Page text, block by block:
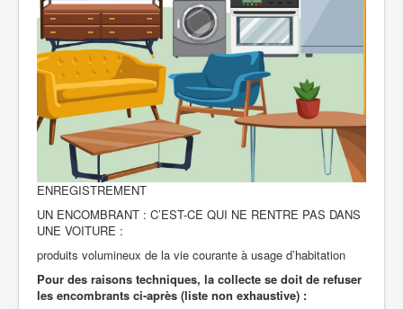
ENREGISTREMENT
UN ENCOMBRANT : C’EST-CE QUI NE RENTRE PAS DANS
UNE VOITURE :
produits volumineux de la vie courante à usage d’habitation
Pour des raisons techniques, la collecte se doit de refuser
les encombrants ci-après (liste non exhaustive) :